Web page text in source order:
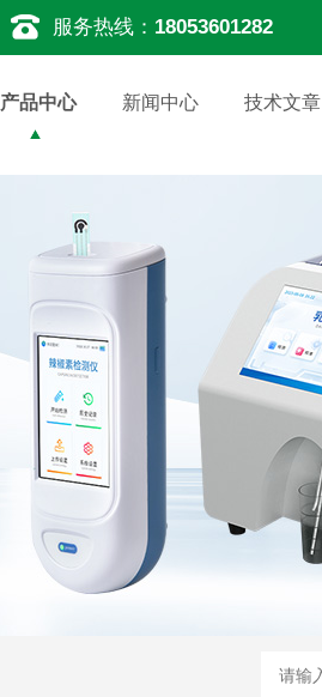
服务热线： 18053601282
产品中心 新闻中心 技术文章